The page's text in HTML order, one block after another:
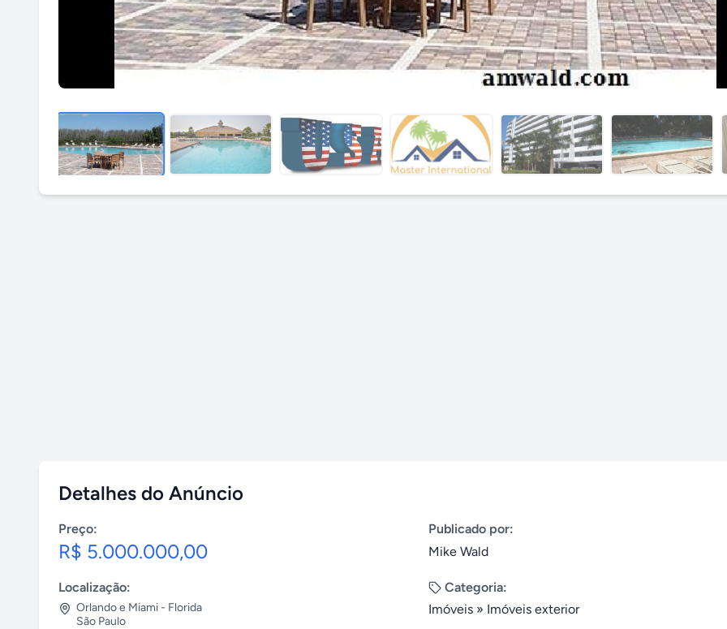
Detalhes do Anúncio
Preço:
R$ 5.000.000,00
Publicado por:
Mike Wald
Localização:
Orlando e Miami - Florida
São Paulo
Categoria:
Imóveis » Imóveis exterior